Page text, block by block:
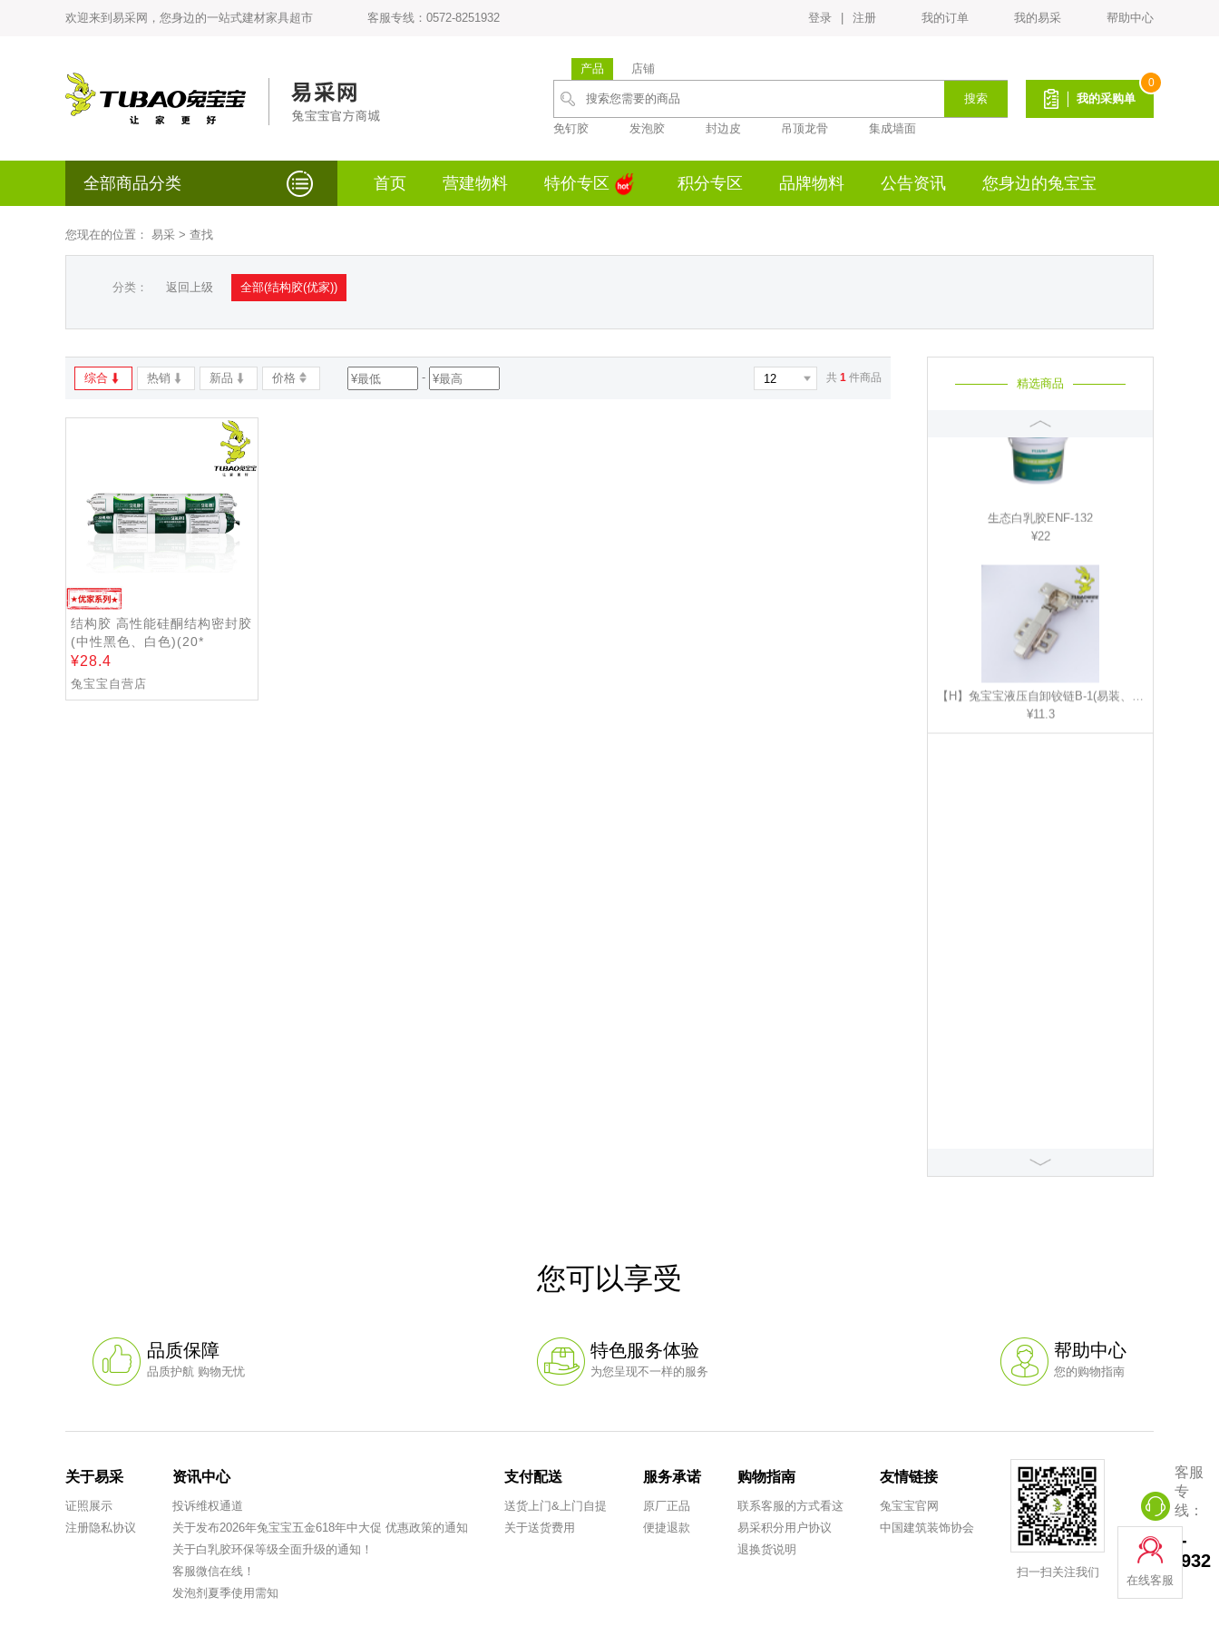
欢迎来到易采网，您身边的一站式建材家具超市 客服专线：0572-8251932 登录 注册 我的订单 我的易采 帮助中心
产品 店铺
搜索 我的采购单
0
免钉胶 发泡胶 封边皮 吊顶龙骨 集成墙面
全部商品分类 首页 营建物料 特价专区 积分专区 品牌物料 公告资讯 您身边的兔宝宝
您现在的位置： 易采 > 查找
分类： 返回上级 全部(结构胶(优家))
综合 热销 新品 价格 - 共 1 件商品
结构胶 高性能硅酮结构密封胶
(中性黑色、白色)(20*
500ml)(优家)
28.4
兔宝宝自营店
精选商品
¥22
¥11.3
PVC平面封边皮(宽22mm*厚1.0mm)
¥1.2
您可以享受
品质保障
品质护航 购物无忧
特色服务体验
为您呈现不一样的服务
帮助中心
您的购物指南
关于易采
证照展示
注册隐私协议
资讯中心
投诉维权通道
关于发布2026年兔宝宝五金618年中大促 优惠政策的通知
关于白乳胶环保等级全面升级的通知！
客服微信在线！
发泡剂夏季使用需知
支付配送
送货上门&上门自提
关于送货费用
服务承诺
原厂正品
便捷退款
购物指南
联系客服的方式看这
易采积分用户协议
退换货说明
友情链接
兔宝宝官网
中国建筑装饰协会
扫一扫关注我们
客服
专
线：
0572-
8251932
在线客服